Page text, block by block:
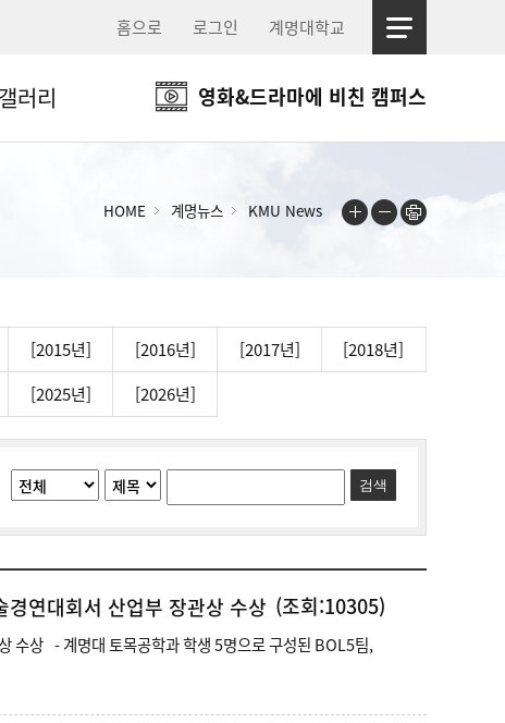
홈으로 로그인 계명대학교
갤러리 영화&드라마에 비친 캠퍼스
HOME 계명뉴스 KMU News
[2015년] [2016년] [2017년]
[2018년]
[2025년] [2026년]
검색
연대회서 산업부 장관상 수상 (조회:10305)
BOL5팀,